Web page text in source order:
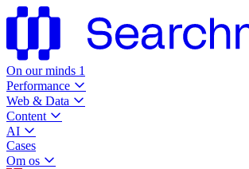
On our minds 1
Performance
Web & Data
Content
AI
Cases
Om os